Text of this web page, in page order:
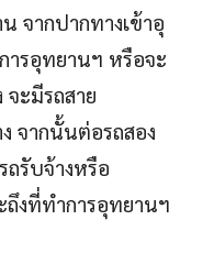
จากปากทางเข้าอุ
ารอุทยานฯ หรือจะ
จะมีรถสาย
จากนั้นต่อรถสอง
ถรับจ้างหรือ
ถึงที่ทำการอุทยานฯ